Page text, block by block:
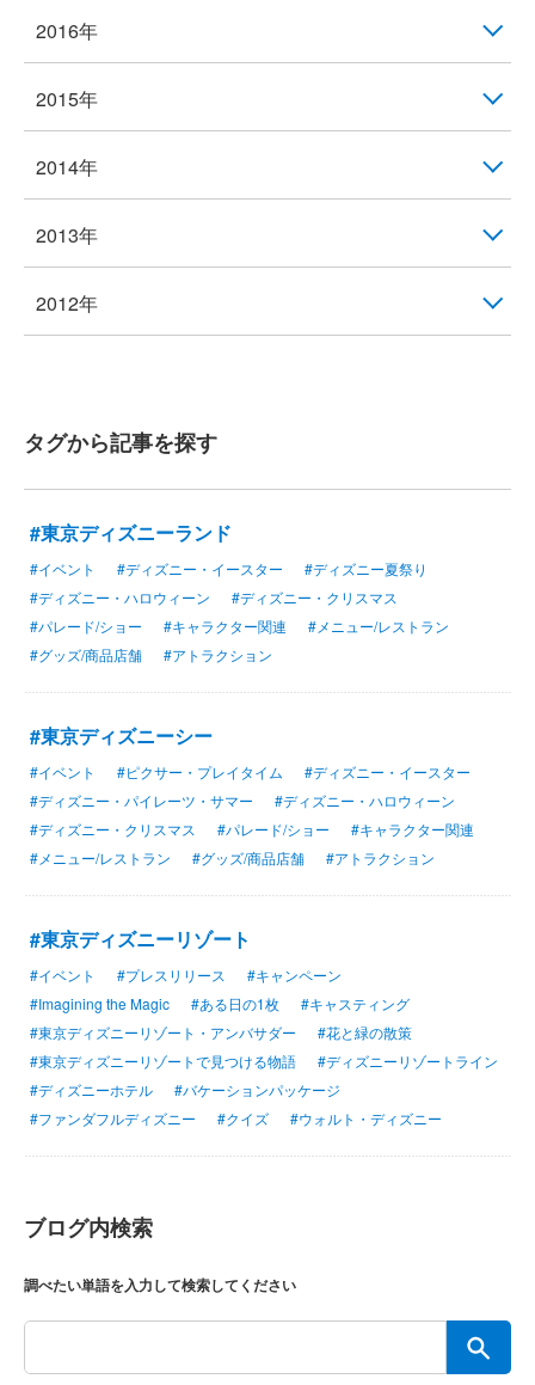
2016年
2015年
2014年
2013年
2012年
タグから記事を探す
#東京ディズニーランド
#イベント #ディズニー・イースター
#ディズニー夏祭り
#ディズニー・ハロウィーン
#ディズニー・クリスマス
#パレード/ショー
#キャラクター関連
#メニュー/レストラン
#グッズ/商品店舗
#アトラクション
#東京ディズニーシー
#イベント #ピクサー・プレイタイム
#ディズニー・イースター
#ディズニー・パイレーツ・サマー
#ディズニー・ハロウィーン
#ディズニー・クリスマス
#パレード/ショー
#キャラクター関連
#メニュー/レストラン
#グッズ/商品店舗 #アトラクション
#東京ディズニーリゾート
#イベント #プレスリリース
#キャンペーン
#Imagining the Magic
#ある日の1枚
#キャスティング
#東京ディズニーリゾート・アンバサダー
#花と緑の散策
#東京ディズニーリゾートで見つける物語
#ディズニーリゾートライン
#ディズニーホテル
#バケーションパッケージ
#ファンダフルディズニー
#クイズ #ウォルト・ディズニー
ブログ内検索
調べたい単語を入力して検索してください